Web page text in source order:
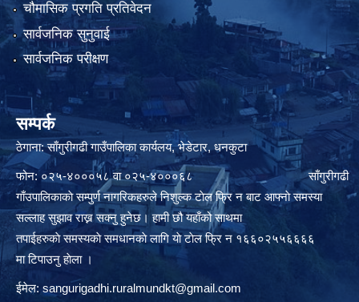
चौमासिक प्रगति प्रतिवेदन
सार्वजनिक सुनुवाई
सार्वजनिक परीक्षण
सम्पर्क
ठेगाना: साँगुरीगढी गाउँपालिका कार्यलय, भेडेटार, धनकुटा
फोन: ०२५-४०००५८ वा ०२५-४०००६८ साँगुरीगढी
गाँउपालिकाकाे सम्पुर्ण नागरिकहरुले निशुल्क टाेल फ्रि न बाट आफ्नाे समस्या
सल्लाह सुझाव राख्न सक्नु हुनेछ। हामी छौ यहाँको साथमा
तपाईहरुकाे समस्यकाे समधानकाे लागि याे टाेल फ्रि न १६६०२५५६६६६
मा टिपाउनु हाेला ।
ईमेल: sangurigadhi.ruralmundkt@gmail.com